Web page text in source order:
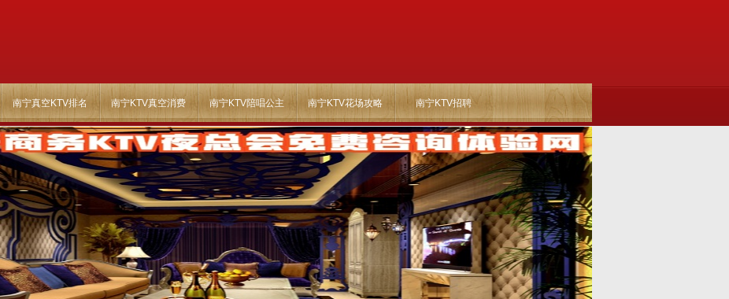
南宁真空KTV排名 南宁KTV真空消费 南宁KTV陪唱公主 南宁KTV花场攻略 南宁KTV招聘